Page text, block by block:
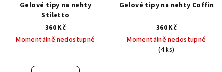
Gelové tipy na nehty
Stiletto
360 Kč
Momentálně nedostupné
Gelové tipy na nehty Coffin
360 Kč
Momentálně nedostupné
(4 ks)